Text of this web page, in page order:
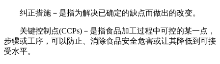
纠正措施－是指为解决已确定的缺点而做出的改变。
关键控制点(CCPs)－是指食品加工过程中可控的某一点，
步骤或工序，可以防止、消除食品安全危害或让其降低到可接
受水平。